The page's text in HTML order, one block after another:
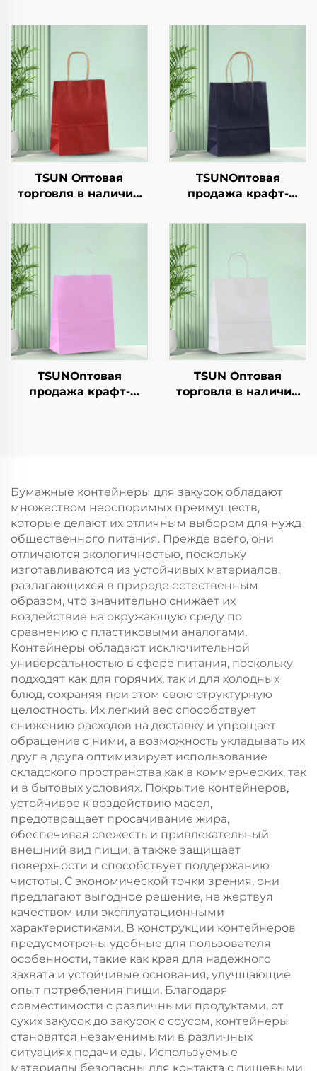
TSUN Оптовая
торговля в наличии
для покупок
логотип takeaway и
Новый год/Рождество
подарочная упаковка
TSUNОптовая
продажа крафт-
логотипом на заказ
новогодней/
рождественской еды
с возможностью
нанесения принта
TSUNОптовая
продажа крафт-
новогодней/
рождественской еды
в гофрокarton
TSUN Оптовая
торговля в наличии
подарочная упаковка
Бумажные контейнеры для закусок обладают
множеством неоспоримых преимуществ,
которые делают их отличным выбором для нужд
общественного питания. Прежде всего, они
отличаются экологичностью, поскольку
изготавливаются из устойчивых материалов,
разлагающихся в природе естественным
образом, что значительно снижает их
воздействие на окружающую среду по
сравнению с пластиковыми аналогами.
Контейнеры обладают исключительной
универсальностью в сфере питания, поскольку
подходят как для горячих, так и для холодных
блюд, сохраняя при этом свою структурную
целостность. Их легкий вес способствует
снижению расходов на доставку и упрощает
обращение с ними, а возможность укладывать их
друг в друга оптимизирует использование
складского пространства как в коммерческих, так
и в бытовых условиях. Покрытие контейнеров,
устойчивое к воздействию масел,
предотвращает просачивание жира,
обеспечивая свежесть и привлекательный
внешний вид пищи, а также защищает
поверхности и способствует поддержанию
чистоты. С экономической точки зрения, они
предлагают выгодное решение, не жертвуя
качеством или эксплуатационными
характеристиками. В конструкции контейнеров
предусмотрены удобные для пользователя
особенности, такие как края для надежного
захвата и устойчивые основания, улучшающие
опыт потребления пищи. Благодаря
совместимости с различными продуктами, от
сухих закусок до закусок с соусом, контейнеры
становятся незаменимыми в различных
ситуациях подачи еды. Используемые
материалы безопасны для контакта с пищевыми